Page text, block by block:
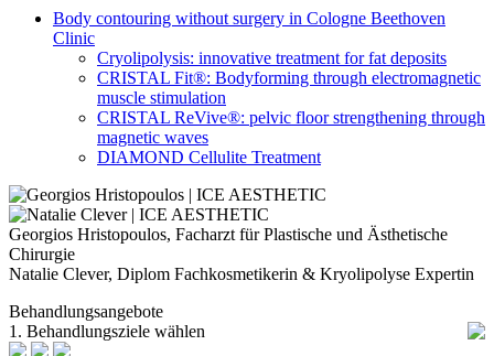
Body contouring without surgery in Cologne Beethoven
Clinic
Cryolipolysis: innovative treatment for fat deposits
CRISTAL Fit®: Bodyforming through electromagnetic
muscle stimulation
CRISTAL ReVive®: pelvic floor strengthening through
magnetic waves
DIAMOND Cellulite Treatment
Georgios Hristopoulos, Facharzt für Plastische und Ästhetische
Chirurgie
Natalie Clever, Diplom Fachkosmetikerin & Kryolipolyse Expertin
Behandlungsangebote
1. Behandlungsziele wählen